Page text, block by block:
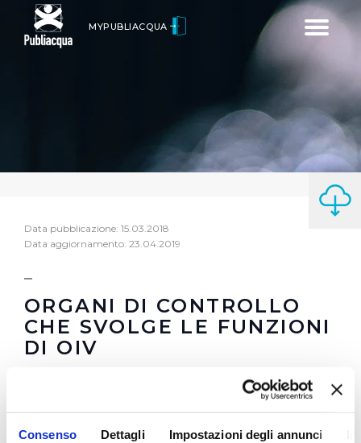
Consenso Dettagli Impostazioni degli annunci
Toggle
MYPUBLIACQUA
Data pubblicazione: 15.03.2018
Data aggiornamento: 23.04.2019
ORGANI DI CONTROLLO
CHE SVOLGE LE FUNZIONI
DI OIV
Attestazione ODV sull'assolvimento degli obblighi
di pubblicazione al 31/03/2019 per annualità
2018 (Visualizza documentazione)